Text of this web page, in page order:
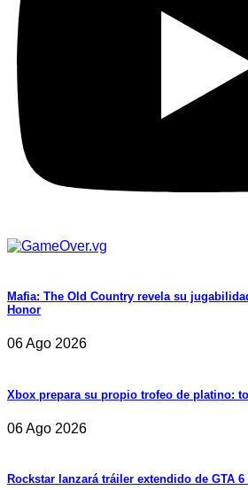
Mafia: The Old Country revela su
Honor
06 Ago 2026
Xbox prepara su propio trofeo de platino:
06 Ago 2026
Rockstar lanzará tráiler extendido de GTA